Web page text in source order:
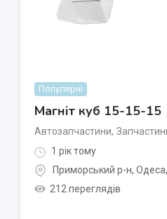
Популярні
Магніт куб 15-15-15
Автозапчастини,
1 рік тому
Приморський р-н, Одеса,
212 переглядів